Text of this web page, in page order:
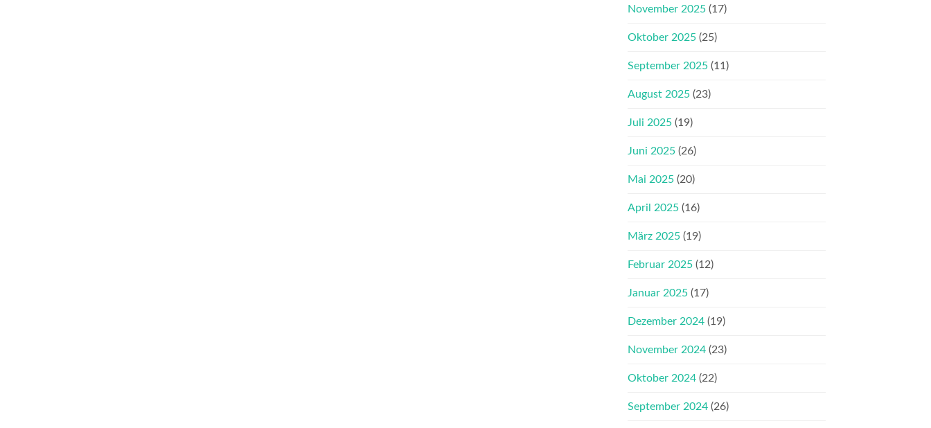
November 2025 (17)
Oktober 2025 (25)
September 2025 (11)
August 2025 (23)
Juli 2025 (19)
Juni 2025 (26)
Mai 2025 (20)
April 2025 (16)
März 2025 (19)
Februar 2025 (12)
Januar 2025 (17)
Dezember 2024 (19)
November 2024 (23)
Oktober 2024 (22)
September 2024 (26)